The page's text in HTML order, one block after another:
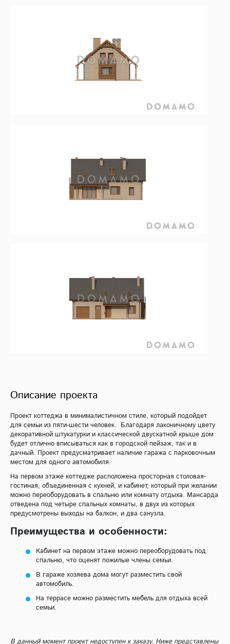
Описание проекта
Проект коттеджа в минималистичном стиле, который подойдет
для семьи из пяти-шести человек. Благодаря лаконичному цвету
декоративной штукатурки и классической двускатной крыше дом
будет отлично вписываться как в городской пейзаж, так и в
дачный. Проект предусматривает наличие гаража с парковочным
местом для одного автомобиля.
На первом этаже коттедже расположена просторная столовая-
гостиная, объединенная с кухней, и кабинет, который при желании
можно переоборудовать в спальню или комнату отдыха. Мансарда
отведена под четыре спальных комнаты, в двух из которых
предусмотрены выходы на балкон, и два санузла.
Преимущества и особенности:
Кабинет на первом этаже можно переоборудовать под
спальню, что оценят пожилые члены семьи.
В гараже хозяева дома могут разместить свой
автомобиль.
На террасе можно разместить мебель для отдыха всей
семьи.
В данный момент проект недоступен к заказу. Ниже представлены